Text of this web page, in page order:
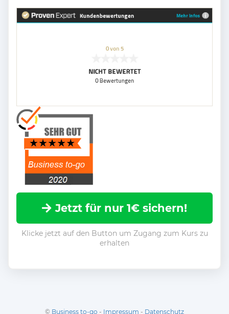
Jetzt für nur 1€ sichern!
Klicke jetzt auf den Button um Zugang zum Kurs zu
erhalten
© Business to-go - Impressum - Datenschutz